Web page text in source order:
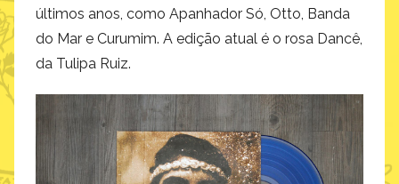
últimos anos, como Apanhador Só, Otto, Banda
do Mar e Curumim. A edição atual é o rosa Dancê,
da Tulipa Ruiz.